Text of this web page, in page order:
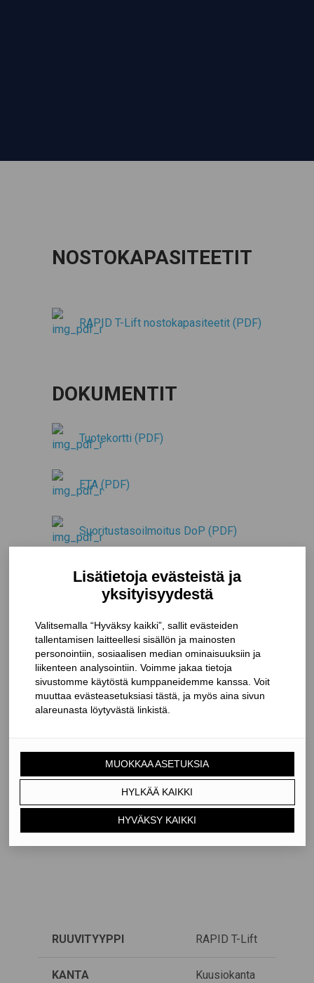
NOSTOKAPASITEETIT
RAPID T-Lift nostokapasiteetit (PDF)
DOKUMENTIT
Tuotekortti (PDF)
ETA (PDF)
Suoritustasoilmoitus DoP (PDF)
RUUVITYYPPI RAPID T-Lift
KANTA Kuusiokanta